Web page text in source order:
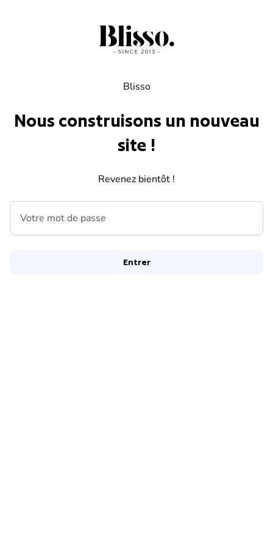
Blisso
Nous construisons un nouveau
site !
Revenez bientôt !
Votre mot de passe
Entrer